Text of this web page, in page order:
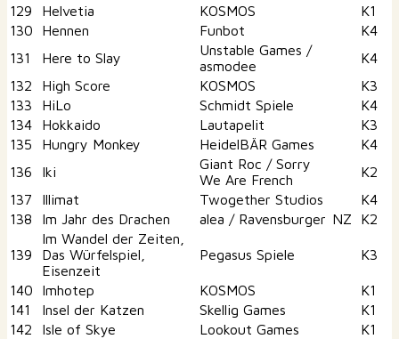
129
Helvetia KOSMOS
K1
130
Hennen Funbot
K4
131
Here to Slay
Unstable Games /
asmodee
K4
132
High Score KOSMOS
K3
133
HiLo Schmidt Spiele
K4
134
Hokkaido Lautapelit
K3
135
Hungry Monkey HeidelBÄR Games
K4
136
Iki
Giant Roc / Sorry
We Are French
K2
137
Illimat Twogether Studios
K4
138
Im Jahr des Drachen alea / Ravensburger NZ K2
139
Im Wandel der Zeiten,
Das Würfelspiel,
Eisenzeit
Pegasus Spiele K3
140 Imhotep KOSMOS
K1
141
Insel der Katzen Skellig Games
K1
142
Isle of Skye Lookout Games
K1